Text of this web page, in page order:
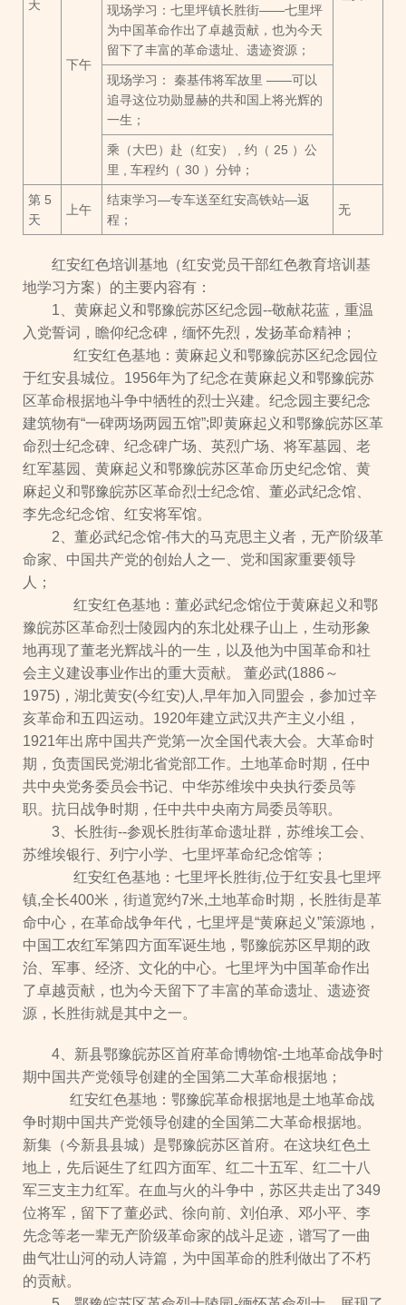
天
下午
现场学习：七里坪镇长胜街——七里坪
为中国革命作出了卓越贡献，也为今天
留下了丰富的革命遗址、遗迹资源；
现场学习： 秦基伟将军故里 ——可以
追寻这位功勋显赫的共和国上将光辉的
一生；
乘（大巴）赴（红安） , 约（ 25 ）公
里 , 车程约（ 30 ）分钟；
第 5
天
上午
结束学习—专车送至红安高铁站—返
程；
无
红安红色培训基地（红安党员干部红色教育培训基
地学习方案）的主要内容有：
1、黄麻起义和鄂豫皖苏区纪念园--敬献花蓝，重温
入党誓词，瞻仰纪念碑，缅怀先烈，发扬革命精神；
红安红色基地：黄麻起义和鄂豫皖苏区纪念园位
于红安县城位。1956年为了纪念在黄麻起义和鄂豫皖苏
区革命根据地斗争中牺牲的烈士兴建。纪念园主要纪念
建筑物有“一碑两场两园五馆”;即黄麻起义和鄂豫皖苏区革
命烈士纪念碑、纪念碑广场、英烈广场、将军墓园、老
红军墓园、黄麻起义和鄂豫皖苏区革命历史纪念馆、黄
麻起义和鄂豫皖苏区革命烈士纪念馆、董必武纪念馆、
李先念纪念馆、红安将军馆。
2、董必武纪念馆-伟大的马克思主义者，无产阶级革
命家、中国共产党的创始人之一、党和国家重要领导
人；
红安红色基地：董必武纪念馆位于黄麻起义和鄂
豫皖苏区革命烈士陵园内的东北处稞子山上，生动形象
地再现了董老光辉战斗的一生，以及他为中国革命和社
会主义建设事业作出的重大贡献。 董必武(1886～
1975)，湖北黄安(今红安)人,早年加入同盟会，参加过辛
亥革命和五四运动。1920年建立武汉共产主义小组，
1921年出席中国共产党第一次全国代表大会。大革命时
期，负责国民党湖北省党部工作。土地革命时期，任中
共中央党务委员会书记、中华苏维埃中央执行委员等
职。抗日战争时期，任中共中央南方局委员等职。
3、长胜街--参观长胜街革命遗址群，苏维埃工会、
苏维埃银行、列宁小学、七里坪革命纪念馆等；
红安红色基地：七里坪长胜街,位于红安县七里坪
镇,全长400米，街道宽约7米,土地革命时期，长胜街是革
命中心，在革命战争年代，七里坪是“黄麻起义”策源地，
中国工农红军第四方面军诞生地，鄂豫皖苏区早期的政
治、军事、经济、文化的中心。七里坪为中国革命作出
了卓越贡献，也为今天留下了丰富的革命遗址、遗迹资
源，长胜街就是其中之一。
4、新县鄂豫皖苏区首府革命博物馆-土地革命战争时
期中国共产党领导创建的全国第二大革命根据地；
红安红色基地：鄂豫皖革命根据地是土地革命战
争时期中国共产党领导创建的全国第二大革命根据地。
新集（今新县县城）是鄂豫皖苏区首府。在这块红色土
地上，先后诞生了红四方面军、红二十五军、红二十八
军三支主力红军。在血与火的斗争中，苏区共走出了349
位将军，留下了董必武、徐向前、刘伯承、邓小平、李
先念等老一辈无产阶级革命家的战斗足迹，谱写了一曲
曲气壮山河的动人诗篇，为中国革命的胜利做出了不朽
的贡献。